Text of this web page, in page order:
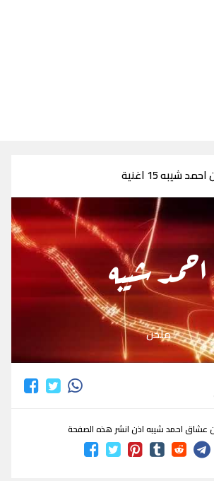
شيبه 15 اغنية
احمد شيبه
ملحن
عشاق احمد شيبه اذن انشر هذه الصفحة